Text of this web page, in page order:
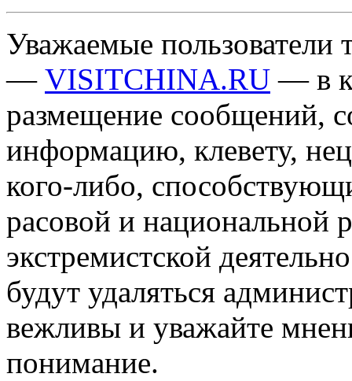
Уважаемые пользователи
— VISITCHINA.RU — в
размещение сообщений,
информацию, клевету,
кого-либо,
расовой и национальной
экстремистской
будут удаляться
вежливы и уважайте
понимание.